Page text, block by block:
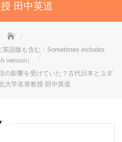
田中英道
英語版も含む・Sometimes includes
version）
の影響を受けていた？古代日本とユダ
大学名誉教授 田中英道